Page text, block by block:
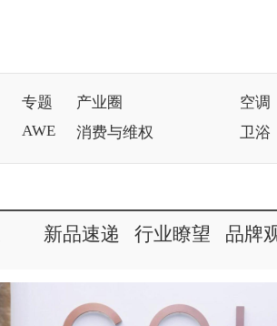
专题
产业圈
AWE 消费与维权
空调
卫浴
新品速递 行业瞭望 品牌